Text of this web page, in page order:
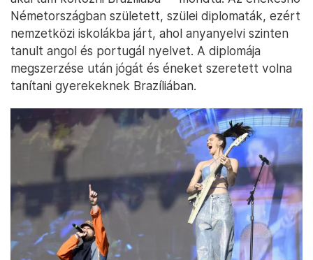
Németországban született, szülei diplomaták, ezért
nemzetközi iskolákba járt, ahol anyanyelvi szinten
tanult angol és portugál nyelvet. A diplomája
megszerzése után jógát és éneket szeretett volna
tanítani gyerekeknek Brazíliában.